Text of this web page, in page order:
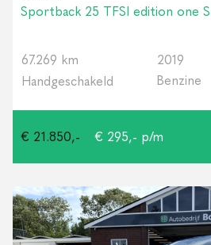
Sportback 25 TFSI edition one
67.269 km
2019
Handgeschakeld
Benzine
€ 21.850,- € 295,- p/m